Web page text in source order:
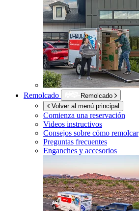
Remolcado
Remolcado
Volver al menú principal
Comienza una reservación
Videos instructivos
Consejos sobre cómo remolcar
Preguntas frecuentes
Enganches y accesorios